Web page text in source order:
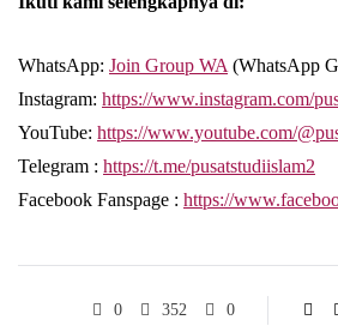
WhatsApp: Join Group WA (WhatsApp
Instagram: https://www.instagram.com/
YouTube: https://www.youtube.com/
Telegram : https://t.me/pusatstudiislam2
Facebook Fanspage : https://
0 352 0